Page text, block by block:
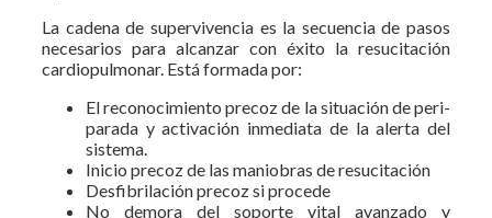
La cadena de supervivencia es la secuencia de pasos
necesarios para alcanzar con éxito la resucitación
cardiopulmonar. Está formada por:
El reconocimiento precoz de la situación de peri-
parada y activación inmediata de la alerta del
sistema.
Inicio precoz de las maniobras de resucitación
Desfibrilación precoz si procede
No demora del soporte vital avanzado y